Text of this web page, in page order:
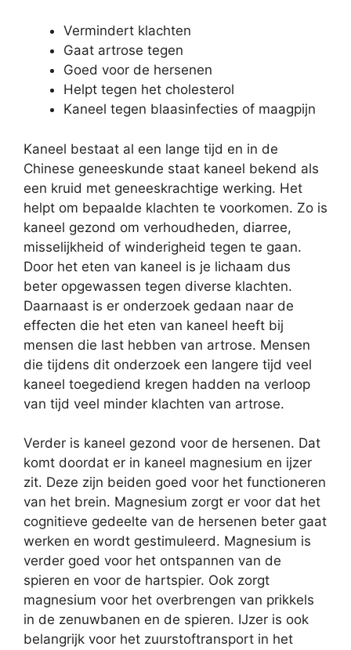
Vermindert klachten
Gaat artrose tegen
Goed voor de hersenen
Helpt tegen het cholesterol
Kaneel tegen blaasinfecties of maagpijn
Kaneel bestaat al een lange tijd en in de
Chinese geneeskunde staat kaneel bekend als
een kruid met geneeskrachtige werking. Het
helpt om bepaalde klachten te voorkomen. Zo is
kaneel gezond om verhoudheden, diarree,
misselijkheid of winderigheid tegen te gaan.
Door het eten van kaneel is je lichaam dus
beter opgewassen tegen diverse klachten.
Daarnaast is er onderzoek gedaan naar de
effecten die het eten van kaneel heeft bij
mensen die last hebben van artrose. Mensen
die tijdens dit onderzoek een langere tijd veel
kaneel toegediend kregen hadden na verloop
van tijd veel minder klachten van artrose.
Verder is kaneel gezond voor de hersenen. Dat
komt doordat er in kaneel magnesium en ijzer
zit. Deze zijn beiden goed voor het functioneren
van het brein. Magnesium zorgt er voor dat het
cognitieve gedeelte van de hersenen beter gaat
werken en wordt gestimuleerd. Magnesium is
verder goed voor het ontspannen van de
spieren en voor de hartspier. Ook zorgt
magnesium voor het overbrengen van prikkels
in de zenuwbanen en de spieren. IJzer is ook
belangrijk voor het zuurstoftransport in het